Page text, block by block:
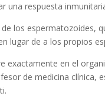
una respuesta
los espermatozoides,
lugar de a los propios
exactamente en el
de medicina clínica,